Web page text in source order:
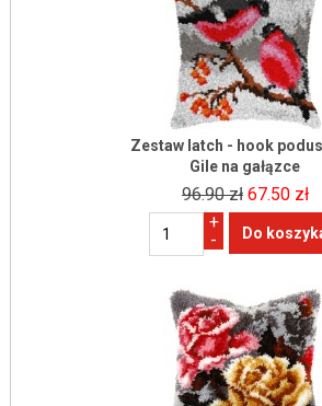
Zestaw latch - hook
Gile na gałązce
96.90 zł 67.50 zł
+
-